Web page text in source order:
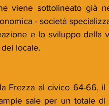
viene sottolineato già
- società
e lo sviluppo
locale.
Frezza al civico 64-66,
sale per un totale